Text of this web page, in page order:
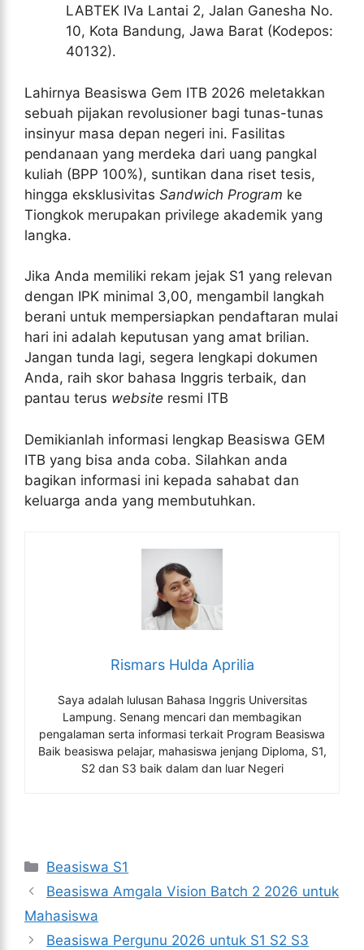
LABTEK IVa Lantai 2, Jalan Ganesha No.
10, Kota Bandung, Jawa Barat (Kodepos:
40132).
Lahirnya Beasiswa Gem ITB 2026 meletakkan
sebuah pijakan revolusioner bagi tunas-tunas
insinyur masa depan negeri ini. Fasilitas
pendanaan yang merdeka dari uang pangkal
kuliah (BPP 100%), suntikan dana riset tesis,
hingga eksklusivitas Sandwich Program ke
Tiongkok merupakan privilege akademik yang
langka.
Jika Anda memiliki rekam jejak S1 yang relevan
dengan IPK minimal 3,00, mengambil langkah
berani untuk mempersiapkan pendaftaran mulai
hari ini adalah keputusan yang amat brilian.
Jangan tunda lagi, segera lengkapi dokumen
Anda, raih skor bahasa Inggris terbaik, dan
pantau terus website resmi ITB
Demikianlah informasi lengkap Beasiswa GEM
ITB yang bisa anda coba. Silahkan anda
bagikan informasi ini kepada sahabat dan
keluarga anda yang membutuhkan.
Rismars Hulda Aprilia
Saya adalah lulusan Bahasa Inggris Universitas
Lampung. Senang mencari dan membagikan
pengalaman serta informasi terkait Program Beasiswa
Baik beasiswa pelajar, mahasiswa jenjang Diploma, S1,
S2 dan S3 baik dalam dan luar Negeri
Kategori
Beasiswa S1
Beasiswa Amgala Vision Batch 2 2026 untuk
Mahasiswa
Beasiswa Pergunu 2026 untuk S1 S2 S3